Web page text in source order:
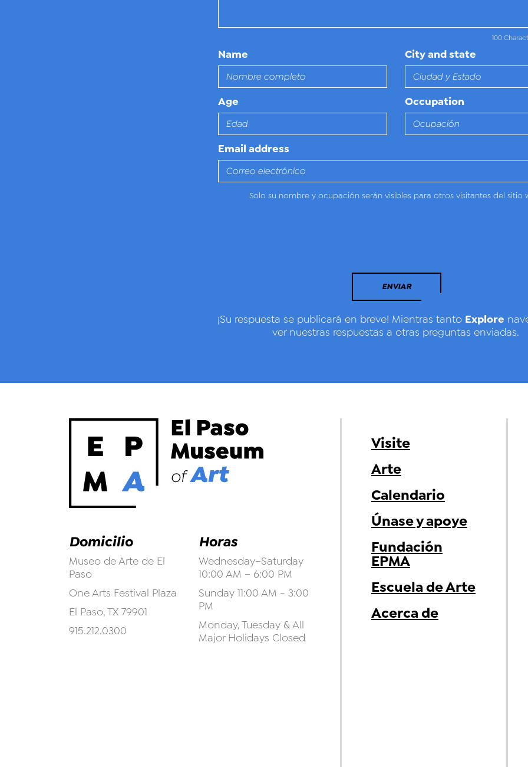
100
Name City and state
Age Occupation
Email address
Solo su nombre y ocupación serán visibles para otros visitantes del sitio
ENVIAR
¡Su respuesta se publicará en breve! Mientras tanto Explore
ver nuestras respuestas a otras preguntas enviadas.
Domicilio
Museo de Arte de El
Paso
One Arts Festival Plaza
El Paso, TX 79901
915.212.0300
Horas
Wednesday–Saturday
10:00 AM – 6:00 PM
Sunday 11:00 AM - 3:00
PM
Monday, Tuesday & All
Major Holidays Closed
Visite
Arte
Calendario
Únase y apoye
Fundación
EPMA
Escuela de Arte
Acerca de